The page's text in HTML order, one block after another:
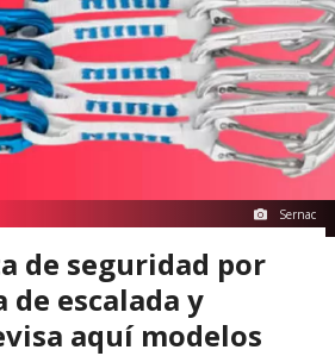
Sernac
de seguridad por
escalada y
aquí modelos